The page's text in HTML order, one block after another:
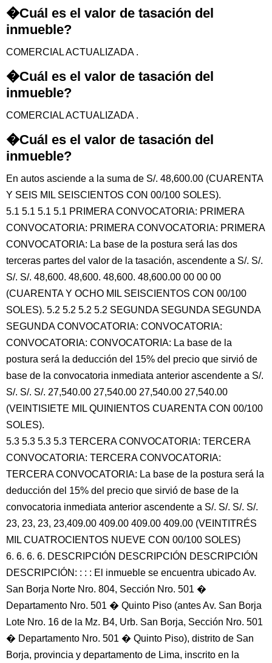
�Cuál es el valor de tasación del
inmueble?
COMERCIAL ACTUALIZADA .
�Cuál es el valor de tasación del
inmueble?
COMERCIAL ACTUALIZADA .
�Cuál es el valor de tasación del
inmueble?
En autos asciende a la suma de S/. 48,600.00 (CUARENTA
Y SEIS MIL SEISCIENTOS CON 00/100 SOLES).
5.1 5.1 5.1 5.1 PRIMERA CONVOCATORIA: PRIMERA
CONVOCATORIA: PRIMERA CONVOCATORIA: PRIMERA
CONVOCATORIA: La base de la postura será las dos
terceras partes del valor de la tasación, ascendente a S/. S/.
S/. S/. 48,600. 48,600. 48,600. 48,600.00 00 00 00
(CUARENTA Y OCHO MIL SEISCIENTOS CON 00/100
SOLES). 5.2 5.2 5.2 5.2 SEGUNDA SEGUNDA SEGUNDA
SEGUNDA CONVOCATORIA: CONVOCATORIA:
CONVOCATORIA: CONVOCATORIA: La base de la
postura será la deducción del 15% del precio que sirvió de
base de la convocatoria inmediata anterior ascendente a S/.
S/. S/. S/. 27,540.00 27,540.00 27,540.00 27,540.00
(VEINTISIETE MIL QUINIENTOS CUARENTA CON 00/100
SOLES).
5.3 5.3 5.3 5.3 TERCERA CONVOCATORIA: TERCERA
CONVOCATORIA: TERCERA CONVOCATORIA:
TERCERA CONVOCATORIA: La base de la postura será la
deducción del 15% del precio que sirvió de base de la
convocatoria inmediata anterior ascendente a S/. S/. S/. S/.
23, 23, 23, 23,409.00 409.00 409.00 409.00 (VEINTITRÉS
MIL CUATROCIENTOS NUEVE CON 00/100 SOLES)
6. 6. 6. 6. DESCRIPCIÓN DESCRIPCIÓN DESCRIPCIÓN
DESCRIPCIÓN: : : : El inmueble se encuentra ubicado Av.
San Borja Norte Nro. 804, Sección Nro. 501 �
Departamento Nro. 501 � Quinto Piso (antes Av. San Borja
Lote Nro. 16 de la Mz. B4, Urb. San Borja, Sección Nro. 501
� Departamento Nro. 501 � Quinto Piso), distrito de San
Borja, provincia y departamento de Lima, inscrito en la